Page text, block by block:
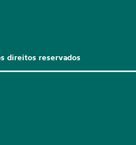
direitos reservados